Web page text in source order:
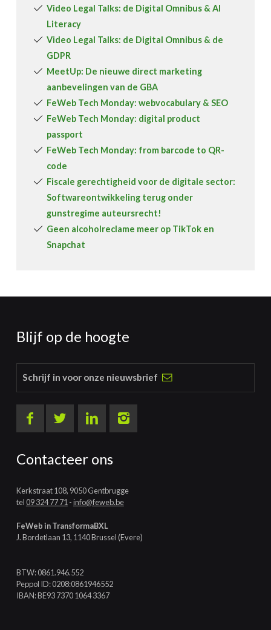
Video Legal Talks: de Digital Omnibus & AI
Literacy
Video Legal Talks: de Digital Omnibus & de
GDPR
MeetUp: De nieuwe direct marketing
aanbevelingen van de GBA
FeWeb Tech Monday: webvocabulary & SEO
FeWeb Tech Monday: digital product
passport
FeWeb Tech Monday: from barcode to QR-
code
Fiscale gerechtigheid voor de digitale sector:
Softwareontwikkeling terug onder
gunstregime auteursrecht!
Geen alcoholreclame meer op TikTok en
Snapchat
Blijf op de hoogte
Schrijf in voor onze nieuwsbrief
Contacteer ons
Kerkstraat 108, 9050 Gentbrugge
tel09 324 77 71-info@feweb.be
FeWeb in TransformaBXL
J. Bordetlaan 13, 1140 Brussel (Evere)
BTW: 0861.946.552
Peppol ID: 0208:0861946552
IBAN: BE93 7370 1064 3367